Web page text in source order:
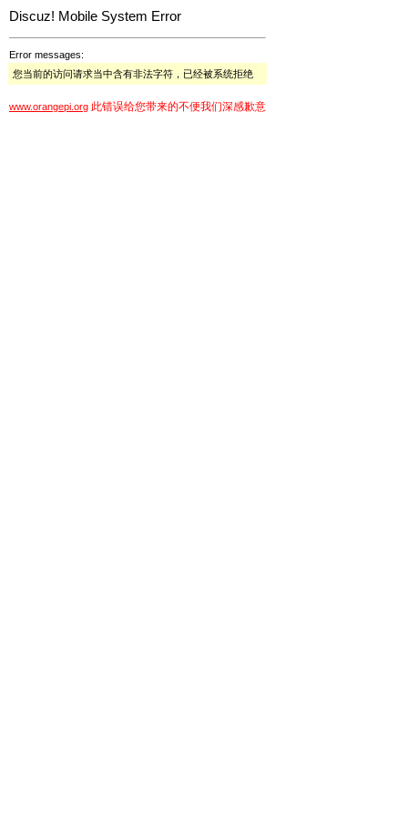
Discuz! Mobile System Error
Error messages:
您当前的访问请求当中含有非法字符，已经被系统拒绝
www.orangepi.org 此错误给您带来的不便我们深感歉意